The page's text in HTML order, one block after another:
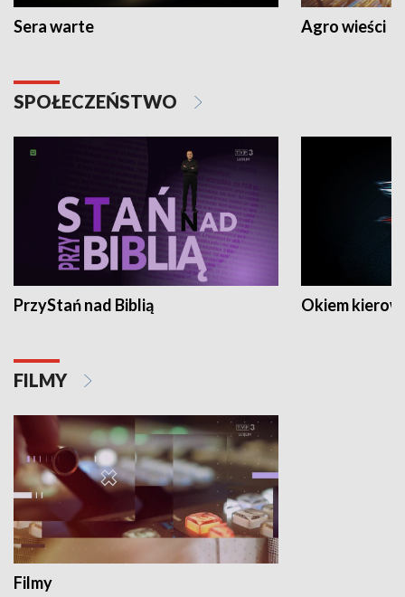
Sera warte Agro wieści
SPOŁECZEŃSTWO
PrzyStań nad Biblią Okiem
FILMY
Filmy